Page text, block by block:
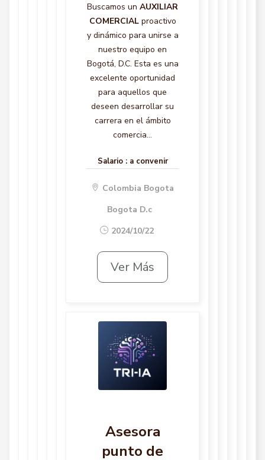
Buscamos un AUXILIAR
COMERCIALproactivo
y dinámico para unirse a
nuestro equipo en
Bogotá, D.C. Esta es una
excelente oportunidad
para aquellos que
deseen desarrollar su
carrera en el ámbito
comercia...
Salario : a convenir
Colombia Bogota
Bogota D.c
2024/10/22
Ver Más
Asesora
punto de